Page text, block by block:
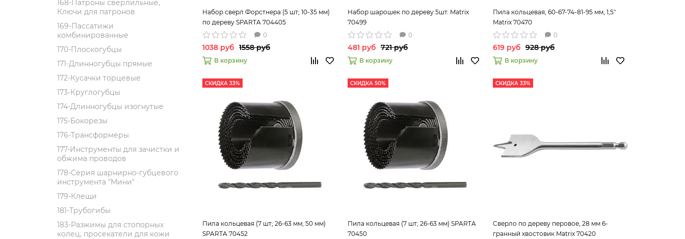
168-Патроны сверлильные,
Ключи для патронов
169-Пассатижи
комбинированные
170-Плоскогубцы
171-Длинногубцы прямые
172-Кусачки торцевые
173-Круглогубцы
174-Длинногубцы изогнутые
175-Бокорезы
176-Трансформеры
177-Инструменты для зачистки и
обжима проводов
178-Серия шарнирно-губцевого
инструмента "Мини"
179-Клещи
181-Трубогибы
183-Разжимы для стопорных
колец, просекатели для кожи
Набор сверл Форстнера (5 шт; 10-35 мм)
по дереву SPARTA 704405
0
1038 руб 1558 руб
В корзину
Набор шарошек по дереву 5шт. Matrix
70499
0
481 руб 721 руб
В корзину
Пила кольцевая, 60-67-74-81-95 мм, 1,5"
Matrix 70470
0
619 руб 928 руб
В корзину
СКИДКА 33%
Пила кольцевая (7 шт; 26-63 мм; 50 мм)
SPARTA 70452
СКИДКА 50%
Пила кольцевая (7 шт; 26-63 мм) SPARTA
70450
СКИДКА 33%
Сверло по дереву перовое, 28 мм 6-
гранный хвостовик Matrix 70420